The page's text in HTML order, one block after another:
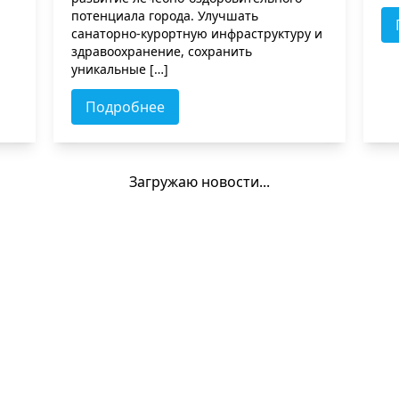
потенциала города. Улучшать
санаторно-курортную инфраструктуру и
здравоохранение, сохранить
уникальные […]
Подробнее